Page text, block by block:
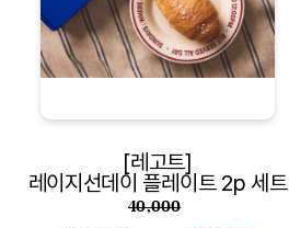
[레고트]
레이지선데이 플레이트 2p 세트
40,000